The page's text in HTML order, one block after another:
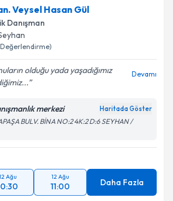
işlenmesine ilişkinAydınlatma
ve kişisel verilerimin belirtilen
Veysel Hasan Gül
Danışman
Değerlendirme)
olduğu yada yaşadığımız
Devamı
merkezi Haritada Göster
BULV. BİNA NO:2 4K:2 D:6 SEYHAN /
Ağu 12 Ağu
11:00 Daha Fazla